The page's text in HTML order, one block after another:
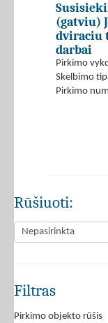
(gatviu)
dviraciu
darbai
Pirkimo
Skelbimo
Pirkimo
Rūšiuoti:
Filtras
Pirkimo objekto rūšis